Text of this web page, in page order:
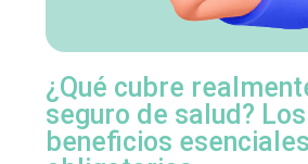
¿Qué cubre
seguro de salud?
beneficios esenciales